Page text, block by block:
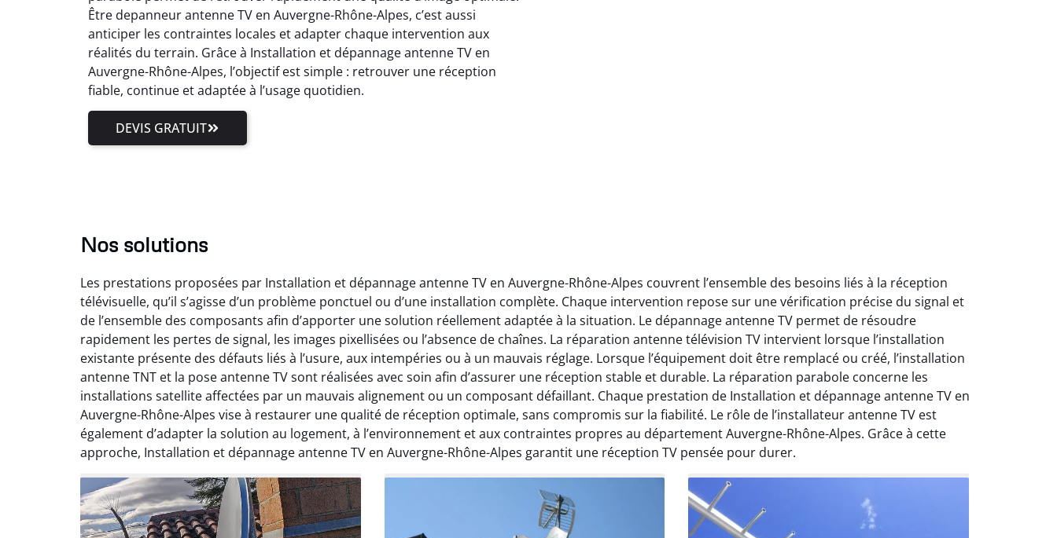
Être depanneur antenne TV en Auvergne-Rhône-Alpes, c’est aussi
anticiper les contraintes locales et adapter chaque intervention aux
réalités du terrain. Grâce à Installation et dépannage antenne TV en
Auvergne-Rhône-Alpes, l’objectif est simple : retrouver une réception
fiable, continue et adaptée à l’usage quotidien.
DEVIS GRATUIT
Nos solutions
Les prestations proposées par Installation et dépannage antenne TV en Auvergne-Rhône-Alpes couvrent l’ensemble des besoins liés à la réception
télévisuelle, qu’il s’agisse d’un problème ponctuel ou d’une installation complète. Chaque intervention repose sur une vérification précise du signal et
de l’ensemble des composants afin d’apporter une solution réellement adaptée à la situation. Le dépannage antenne TV permet de résoudre
rapidement les pertes de signal, les images pixellisées ou l’absence de chaînes. La réparation antenne télévision TV intervient lorsque l’installation
existante présente des défauts liés à l’usure, aux intempéries ou à un mauvais réglage. Lorsque l’équipement doit être remplacé ou créé, l’installation
antenne TNT et la pose antenne TV sont réalisées avec soin afin d’assurer une réception stable et durable. La réparation parabole concerne les
installations satellite affectées par un mauvais alignement ou un composant défaillant. Chaque prestation de Installation et dépannage antenne TV en
Auvergne-Rhône-Alpes vise à restaurer une qualité de réception optimale, sans compromis sur la fiabilité. Le rôle de l’installateur antenne TV est
également d’adapter la solution au logement, à l’environnement et aux contraintes propres au département Auvergne-Rhône-Alpes. Grâce à cette
approche, Installation et dépannage antenne TV en Auvergne-Rhône-Alpes garantit une réception TV pensée pour durer.